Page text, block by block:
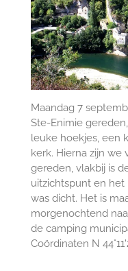
Maandag 7
Ste-Enimie
leuke hoekjes, een
kerk. Hierna zijn we
gereden, vlakbij is
uitzichtspunt en het
was dicht. Het is
morgenochtend
de camping
Coördinaten N